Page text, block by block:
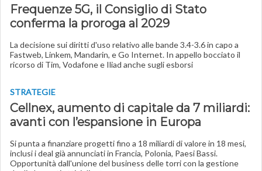
Frequenze 5G, il Consiglio di Stato
conferma la proroga al 2029
La decisione sui diritti d'uso relativo alle bande 3.4-3.6 in capo a
Fastweb, Linkem, Mandarin, e Go Internet. In appello bocciato il
ricorso di Tim, Vodafone e Iliad anche sugli esborsi
STRATEGIE
Cellnex, aumento di capitale da 7 miliardi:
avanti con l’espansione in Europa
Si punta a finanziare progetti fino a 18 miliardi di valore in 18 mesi,
inclusi i deal già annunciati in Francia, Polonia, Paesi Bassi.
Opportunità dall'unione del business delle torri con la gestione